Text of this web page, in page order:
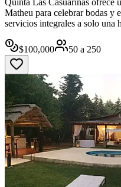
Matheu para celebrar bodas y
servicios integrales a solo una
$100,000 50 a 250